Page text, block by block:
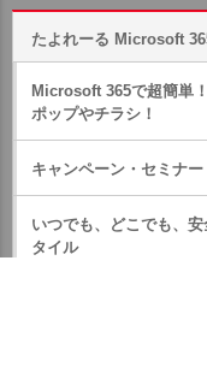
たよれーる Microsoft
Microsoft 365で超簡単
ポップやチラシ！
キャンペーン・セミナー
いつでも、どこでも、
タイル